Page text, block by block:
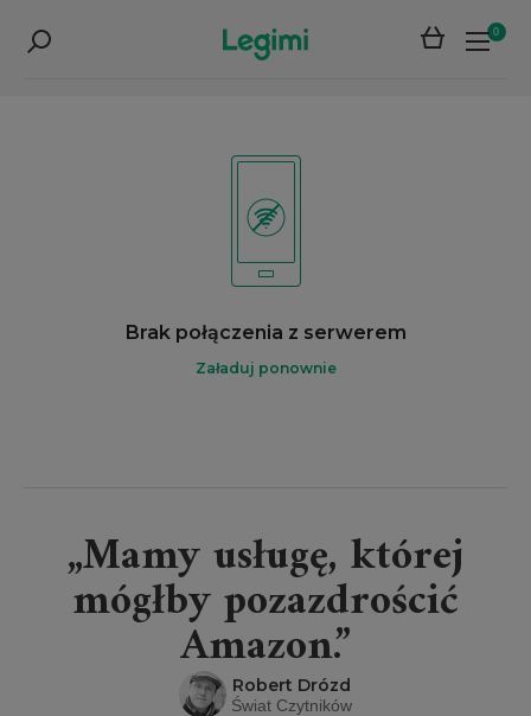
0
Brak połączenia z serwerem
Załaduj ponownie
„Mamy usługę, której
mógłby pozazdrościć
Amazon.”
Robert Drózd
Świat Czytników